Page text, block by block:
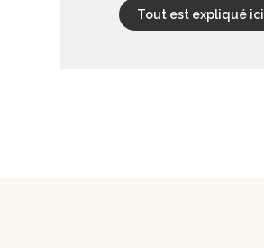
Tout est expliqué ici